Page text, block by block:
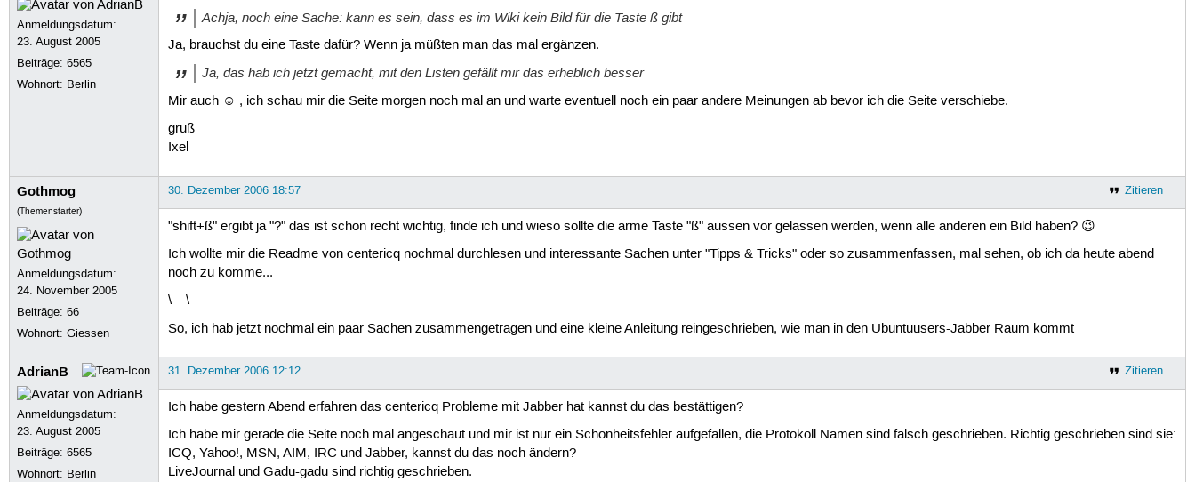
Anmeldungsdatum:
23. August 2005
Beiträge:6565
Wohnort: Berlin
Achja, noch eine Sache: kann es sein, dass es im Wiki kein Bild für die Taste ß gibt
Ja, brauchst du eine Taste dafür? Wenn ja müßten man das mal ergänzen.
Ja, das hab ich jetzt gemacht, mit den Listen gefällt mir das erheblich besser
Mir auch ☺ , ich schau mir die Seite morgen noch mal an und warte eventuell noch ein paar andere Meinungen ab bevor ich die Seite verschiebe.
gruß
Ixel
Gothmog
(Themenstarter)
Anmeldungsdatum:
24. November 2005
Beiträge:66
Wohnort: Giessen
Zitieren
30. Dezember 2006 18:57
"shift+ß" ergibt ja "?" das ist schon recht wichtig, finde ich und wieso sollte die arme Taste "ß" aussen vor gelassen werden, wenn alle anderen ein Bild haben? 😉
Ich wollte mir die Readme von centericq nochmal durchlesen und interessante Sachen unter "Tipps & Tricks" oder so zusammenfassen, mal sehen, ob ich da heute abend
noch zu komme...
\––\–––
So, ich hab jetzt nochmal ein paar Sachen zusammengetragen und eine kleine Anleitung reingeschrieben, wie man in den Ubuntuusers-Jabber Raum kommt
AdrianB
Anmeldungsdatum:
23. August 2005
Beiträge:6565
Wohnort: Berlin
Zitieren
31. Dezember 2006 12:12
Ich habe gestern Abend erfahren das centericq Probleme mit Jabber hat kannst du das bestättigen?
Ich habe mir gerade die Seite noch mal angeschaut und mir ist nur ein Schönheitsfehler aufgefallen, die Protokoll Namen sind falsch geschrieben. Richtig geschrieben sind sie:
ICQ, Yahoo!, MSN, AIM, IRC und Jabber, kannst du das noch ändern?
LiveJournal und Gadu-gadu sind richtig geschrieben.